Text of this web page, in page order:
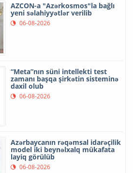
AZCON-a "Azərkosmos"la bağlı
yeni səlahiyyətlər verilib
06-08-2026
“Meta”nın süni intellekti test
zamanı başqa şirkətin sisteminə
daxil olub
06-08-2026
Azərbaycanın rəqəmsal idarəçilik
model iki beynəlxalq mükafata
layiq görülüb
06-08-2026